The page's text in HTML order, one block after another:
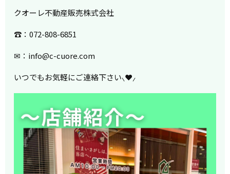
クオーレ不動産販売株式会社
☎︎：072-808-6851
✉︎：info@c-cuore.com
いつでもお気軽にご連絡下さい⸜❤︎⸝